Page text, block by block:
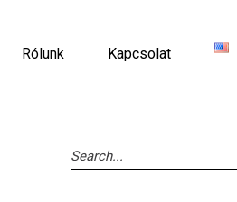
Rólunk Kapcsolat
Search
for: